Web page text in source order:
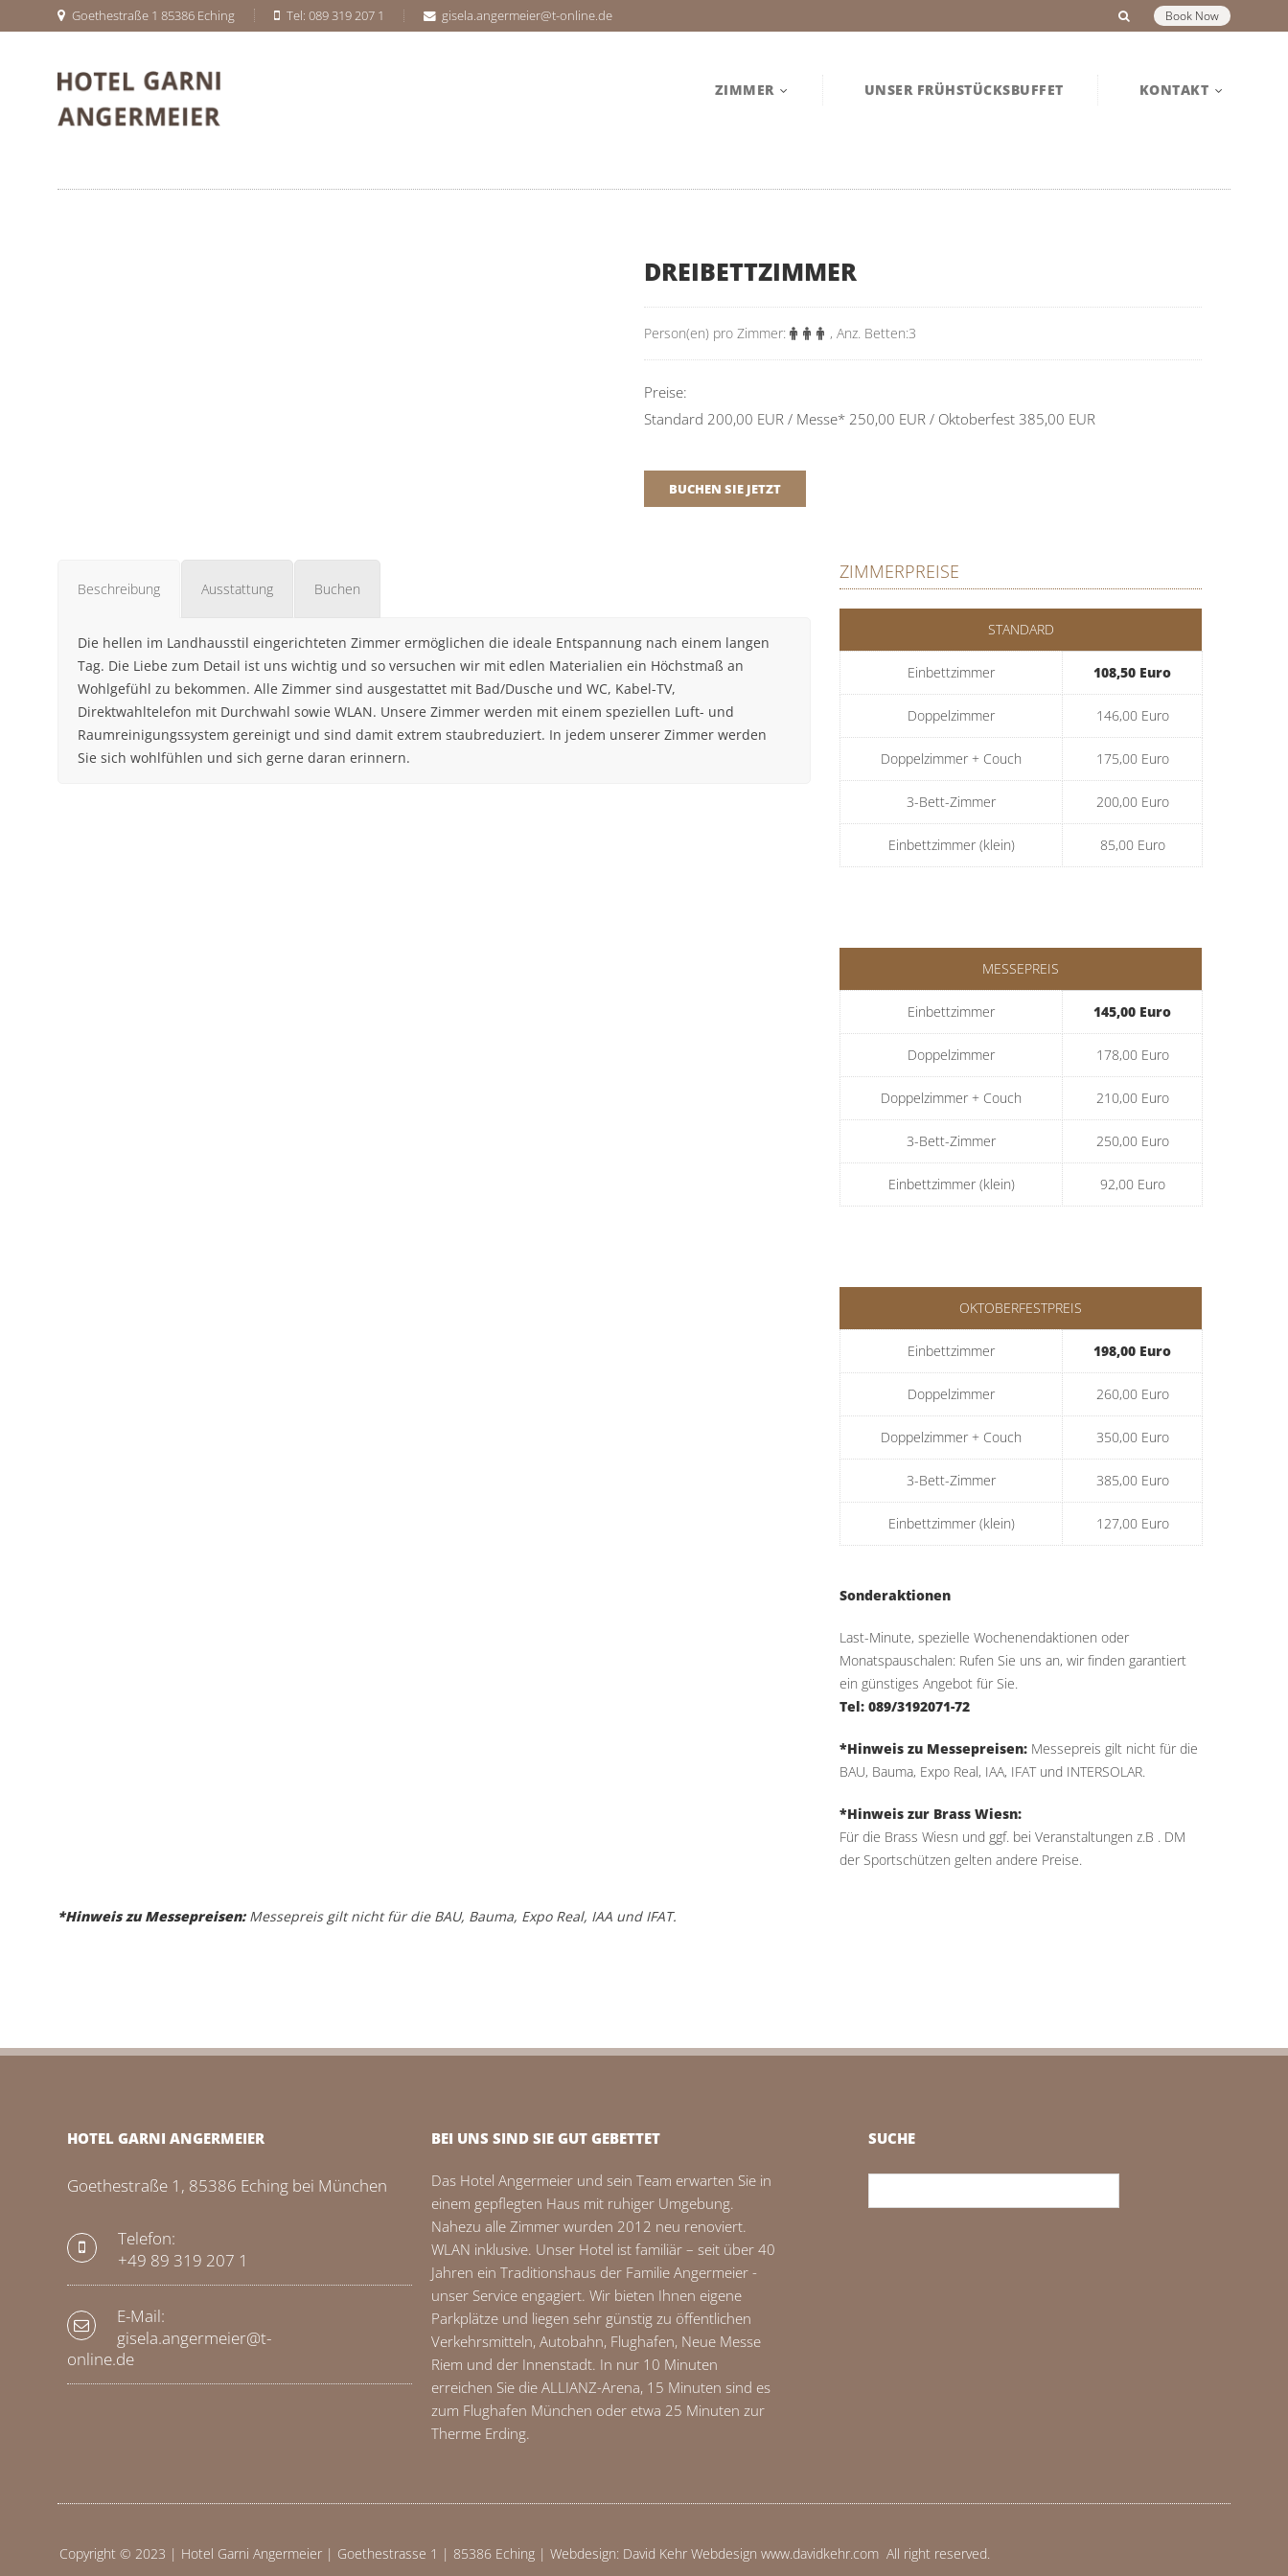
Goethestraße 1 85386 Eching Tel: 089 319 207 1 gisela.angermeier@t-online.de Book Now
ZIMMER UNSER FRÜHSTÜCKSBUFFET KONTAKT
DREIBETTZIMMER
Person(en) pro Zimmer: , Anz. Betten:3
Preise:
Standard 200,00 EUR / Messe* 250,00 EUR / Oktoberfest 385,00 EUR
BUCHEN SIE JETZT
Beschreibung Ausstattung Buchen
Die hellen im Landhausstil eingerichteten Zimmer ermöglichen die ideale Entspannung nach einem langen
Tag. Die Liebe zum Detail ist uns wichtig und so versuchen wir mit edlen Materialien ein Höchstmaß an
Wohlgefühl zu bekommen. Alle Zimmer sind ausgestattet mit Bad/Dusche und WC, Kabel-TV,
Direktwahltelefon mit Durchwahl sowie WLAN. Unsere Zimmer werden mit einem speziellen Luft- und
Raumreinigungssystem gereinigt und sind damit extrem staubreduziert. In jedem unserer Zimmer werden
Sie sich wohlfühlen und sich gerne daran erinnern.
ZIMMERPREISE
STANDARD
Einbettzimmer 108,50 Euro
Doppelzimmer 146,00 Euro
Doppelzimmer + Couch 175,00 Euro
3-Bett-Zimmer 200,00 Euro
Einbettzimmer (klein) 85,00 Euro
MESSEPREIS
Einbettzimmer 145,00 Euro
Doppelzimmer 178,00 Euro
Doppelzimmer + Couch 210,00 Euro
3-Bett-Zimmer 250,00 Euro
Einbettzimmer (klein) 92,00 Euro
OKTOBERFESTPREIS
Einbettzimmer 198,00 Euro
Doppelzimmer 260,00 Euro
Doppelzimmer + Couch 350,00 Euro
3-Bett-Zimmer 385,00 Euro
Einbettzimmer (klein) 127,00 Euro
Sonderaktionen
Last-Minute, spezielle Wochenendaktionen oder
Monatspauschalen: Rufen Sie uns an, wir finden garantiert
ein günstiges Angebot für Sie.
Tel: 089/3192071-72
*Hinweis zu Messepreisen: Messepreis gilt nicht für die
BAU, Bauma, Expo Real, IAA, IFAT und INTERSOLAR.
*Hinweis zur Brass Wiesn:
Für die Brass Wiesn und ggf. bei Veranstaltungen z.B . DM
der Sportschützen gelten andere Preise.
*Hinweis zu Messepreisen: Messepreis gilt nicht für die BAU, Bauma, Expo Real, IAA und IFAT.
HOTEL GARNI ANGERMEIER
Goethestraße 1, 85386 Eching bei München
Telefon:
+49 89 319 207 1
E-Mail:
gisela.angermeier@t-
online.de
BEI UNS SIND SIE GUT GEBETTET
Das Hotel Angermeier und sein Team erwarten Sie in
einem gepflegten Haus mit ruhiger Umgebung.
Nahezu alle Zimmer wurden 2012 neu renoviert.
WLAN inklusive. Unser Hotel ist familiär – seit über 40
Jahren ein Traditionshaus der Familie Angermeier -
unser Service engagiert. Wir bieten Ihnen eigene
Parkplätze und liegen sehr günstig zu öffentlichen
Verkehrsmitteln, Autobahn, Flughafen, Neue Messe
Riem und der Innenstadt. In nur 10 Minuten
erreichen Sie die ALLIANZ-Arena, 15 Minuten sind es
zum Flughafen München oder etwa 25 Minuten zur
Therme Erding.
SUCHE
Copyright © 2023 | Hotel Garni Angermeier | Goethestrasse 1 | 85386 Eching | Webdesign: David Kehr Webdesign www.davidkehr.com All right reserved.